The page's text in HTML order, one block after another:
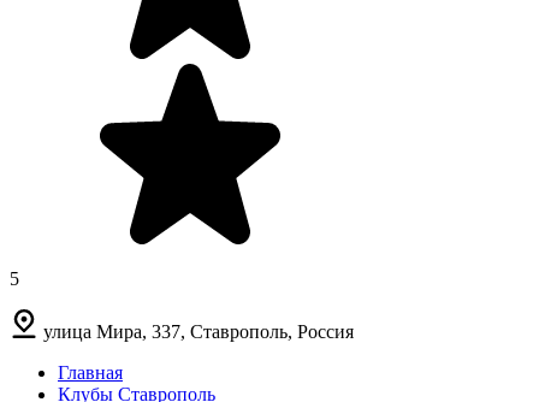
5
улица Мира, 337, Ставрополь, Россия
Главная
Клубы Ставрополь